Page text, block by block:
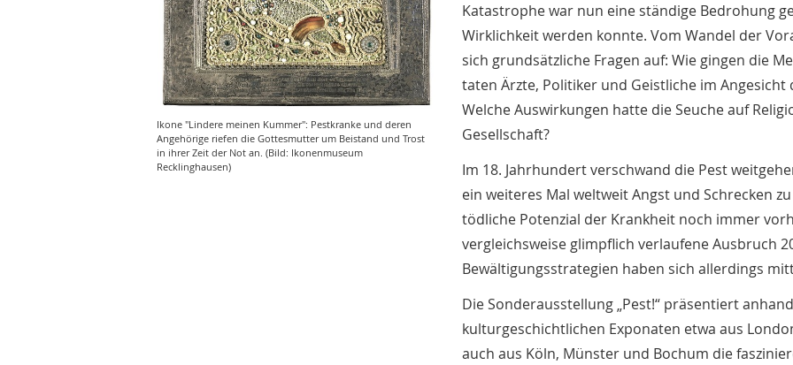
Ikone "Lindere meinen Kummer": Pestkranke und deren
Angehörige riefen die Gottesmutter um Beistand und Trost
in ihrer Zeit der Not an. (Bild: Ikonenmuseum
Recklinghausen)
Katastrophe war nun eine ständige Bedrohung
Wirklichkeit werden konnte. Vom Wandel der
sich grundsätzliche Fragen auf: Wie gingen die
taten Ärzte, Politiker und Geistliche im Angesicht
Welche Auswirkungen hatte die Seuche auf
Gesellschaft?
Im 18. Jahrhundert verschwand die Pest
ein weiteres Mal weltweit Angst und Schrecken
tödliche Potenzial der Krankheit noch immer
vergleichsweise glimpflich verlaufene Ausbruch
Bewältigungsstrategien haben sich allerdings
Die Sonderausstellung „Pest!“ präsentiert
kulturgeschichtlichen Exponaten etwa aus
auch aus Köln, Münster und Bochum die